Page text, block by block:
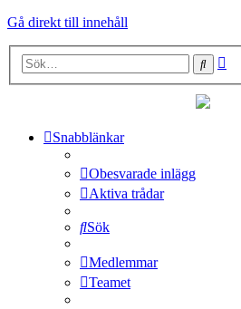
Gå direkt till innehåll
Sök
Snabblänkar
Obesvarade inlägg
Aktiva trådar
Sök
Medlemmar
Teamet